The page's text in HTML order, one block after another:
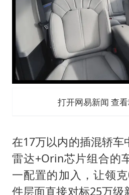
打开网易新闻 查
在17万以内的插混轿车
雷达+Orin芯片组合的
一配置的加入，让领
件层面直接对标25万级